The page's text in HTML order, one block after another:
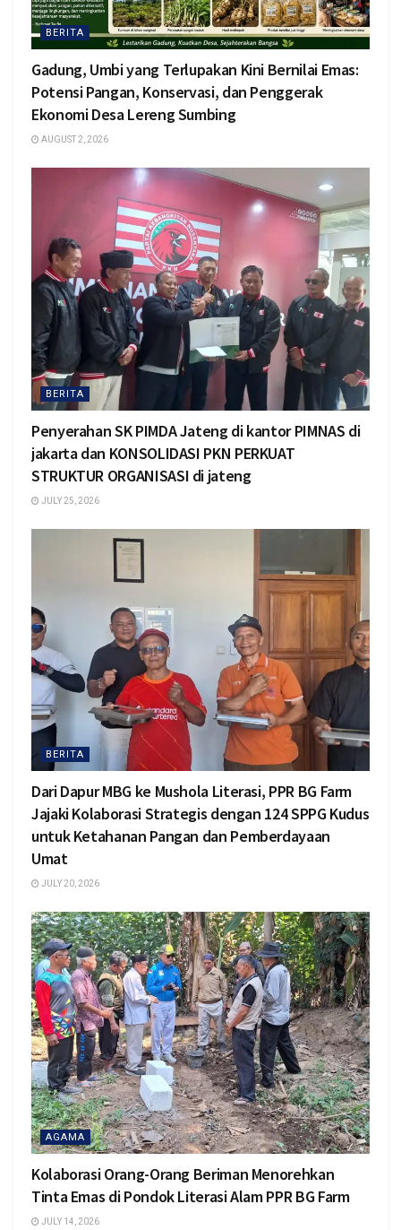
BERITA
Gadung, Umbi yang Terlupakan Kini Bernilai Emas:
Potensi Pangan, Konservasi, dan Penggerak
Ekonomi Desa Lereng Sumbing
AUGUST 2, 2026
BERITA
Penyerahan SK PIMDA Jateng di kantor PIMNAS di
jakarta dan KONSOLIDASI PKN PERKUAT
STRUKTUR ORGANISASI di jateng
JULY 25, 2026
BERITA
Dari Dapur MBG ke Mushola Literasi, PPR BG Farm
Jajaki Kolaborasi Strategis dengan 124 SPPG Kudus
untuk Ketahanan Pangan dan Pemberdayaan
Umat
JULY 20, 2026
AGAMA
Kolaborasi Orang-Orang Beriman Menorehkan
Tinta Emas di Pondok Literasi Alam PPR BG Farm
JULY 14, 2026